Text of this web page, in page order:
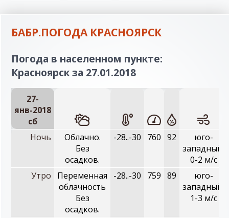
БАБР.ПОГОДА КРАСНОЯРСК
Погода в населенном пункте:
Красноярск за 27.01.2018
27-
янв-2018
сб
Ночь
Облачно.
Без
осадков.
-28..-30 760 92
юго-
западный,
0-2 м/с
Утро
Переменная
облачность
Без
осадков.
-28..-30 759 89
юго-
западный,
1-3 м/с